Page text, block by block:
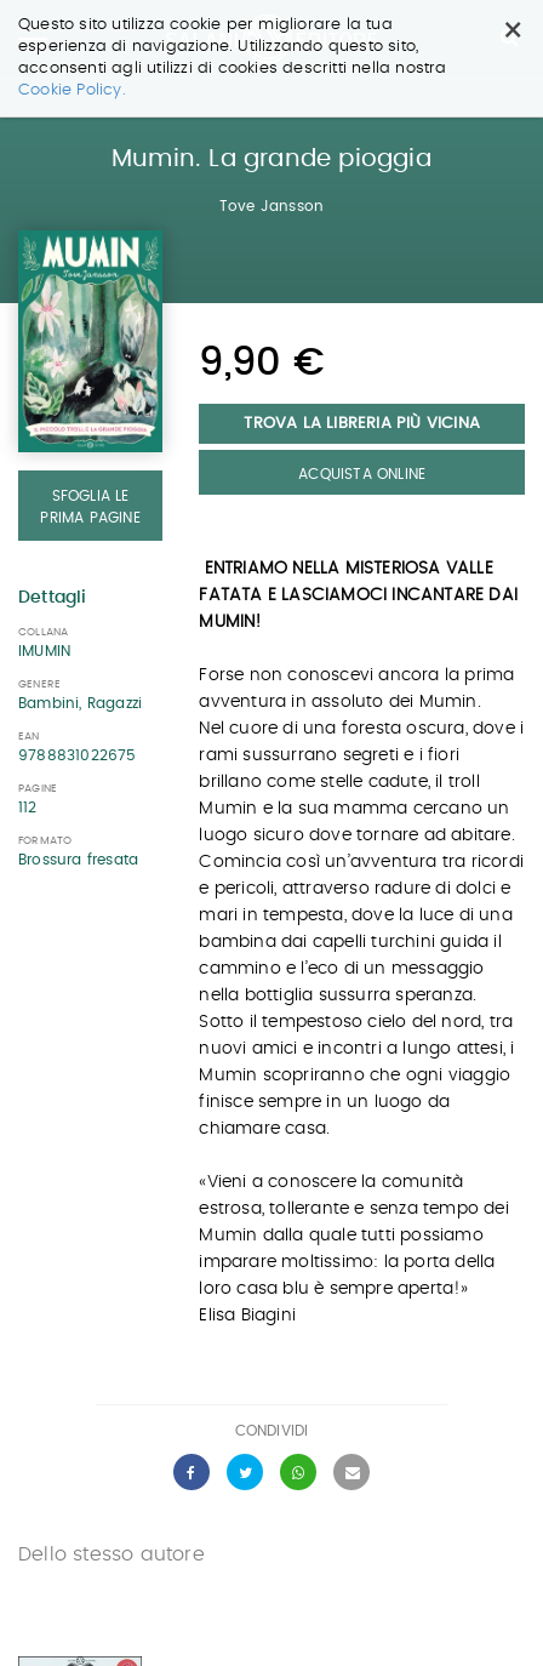
×
Questo sito utilizza cookie per migliorare la tua
esperienza di navigazione. Utilizzando questo sito,
acconsenti agli utilizzi di cookies descritti nella nostra
Cookie Policy.
Salta
Mumin. La grande pioggia
Tove Jansson
SFOGLIA LE
PRIMA PAGINE
Dettagli
COLLANA
IMUMIN
GENERE
Bambini, Ragazzi
EAN
9788831022675
PAGINE
112
FORMATO
Brossura fresata
9,90 €
TROVA LA LIBRERIA PIÙ VICINA
ACQUISTA ONLINE
ENTRIAMO NELLA MISTERIOSA VALLE
FATATA E LASCIAMOCI INCANTARE DAI
MUMIN!
Forse non conoscevi ancora la prima
avventura in assoluto dei Mumin.
Nel cuore di una foresta oscura, dove i
rami sussurrano segreti e i fiori
brillano come stelle cadute, il troll
Mumin e la sua mamma cercano un
luogo sicuro dove tornare ad abitare.
Comincia così un’avventura tra ricordi
e pericoli, attraverso radure di dolci e
mari in tempesta, dove la luce di una
bambina dai capelli turchini guida il
cammino e l’eco di un messaggio
nella bottiglia sussurra speranza.
Sotto il tempestoso cielo del nord, tra
nuovi amici e incontri a lungo attesi, i
Mumin scopriranno che ogni viaggio
finisce sempre in un luogo da
chiamare casa.
«Vieni a conoscere la comunità
estrosa, tollerante e senza tempo dei
Mumin dalla quale tutti possiamo
imparare moltissimo: la porta della
loro casa blu è sempre aperta!»
Elisa Biagini
CONDIVIDI
Dello stesso autore